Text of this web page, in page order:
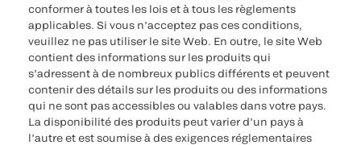
conformer à toutes les lois et à tous les règlements
applicables. Si vous n’acceptez pas ces conditions,
veuillez ne pas utiliser le site Web. En outre, le site Web
contient des informations sur les produits qui
s’adressent à de nombreux publics différents et peuvent
contenir des détails sur les produits ou des informations
qui ne sont pas accessibles ou valables dans votre pays.
La disponibilité des produits peut varier d’un pays à
l’autre et est soumise à des exigences réglementaires